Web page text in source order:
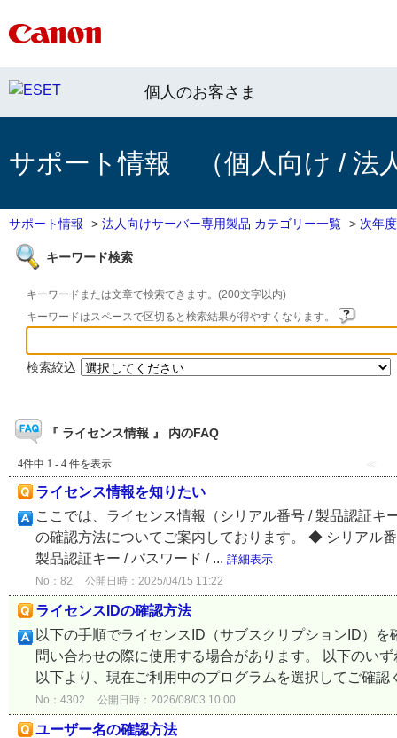
個人のお客さま
サポート情報 （個人向け / 法
サポート情報 > 法人向けサーバー専用製品 カテゴリー一覧 > 次年
キーワード検索
キーワードまたは文章で検索できます。(200文字以内)
キーワードはスペースで区切ると検索結果が得やすくなります。
検索絞込
『 ライセンス情報 』 内のFAQ
4件中 1 - 4 件を表示 ≪
ライセンス情報を知りたい
ここでは、ライセンス情報（シリアル番号 / 製品認証キ
の確認方法についてご案内しております。 ◆ シリア
製品認証キー / パスワード / ... 詳細表示
No：82 公開日時：2025/04/15 11:22
ライセンスIDの確認方法
以下の手順でライセンスID（サブスクリプションID）
問い合わせの際に使用する場合があります。 以下のい
以下より、現在ご利用中のプログラムを選択してご確認
No：4302 公開日時：2026/08/03 10:00
ユーザー名の確認方法